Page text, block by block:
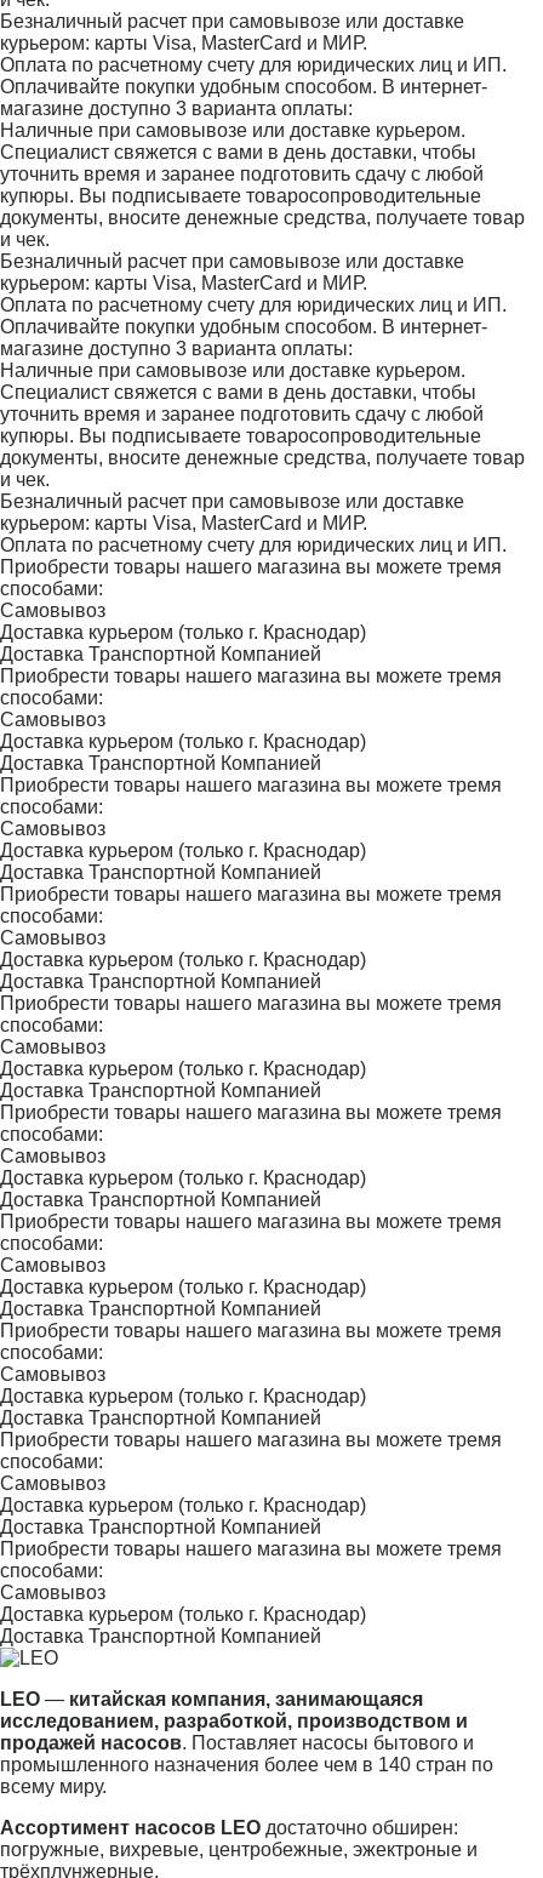
Безналичный расчет при самовывозе или доставке
курьером: карты Visa, MasterCard и МИР.
Оплата по расчетному счету для юридических лиц и ИП.
Оплачивайте покупки удобным способом. В интернет-
магазине доступно 3 варианта оплаты:
Наличные при самовывозе или доставке курьером.
Специалист свяжется с вами в день доставки, чтобы
уточнить время и заранее подготовить сдачу с любой
купюры. Вы подписываете товаросопроводительные
документы, вносите денежные средства, получаете товар
и чек.
Безналичный расчет при самовывозе или доставке
курьером: карты Visa, MasterCard и МИР.
Оплата по расчетному счету для юридических лиц и ИП.
Оплачивайте покупки удобным способом. В интернет-
магазине доступно 3 варианта оплаты:
Наличные при самовывозе или доставке курьером.
Специалист свяжется с вами в день доставки, чтобы
уточнить время и заранее подготовить сдачу с любой
купюры. Вы подписываете товаросопроводительные
документы, вносите денежные средства, получаете товар
и чек.
Безналичный расчет при самовывозе или доставке
курьером: карты Visa, MasterCard и МИР.
Оплата по расчетному счету для юридических лиц и ИП.
Приобрести товары нашего магазина вы можете тремя
способами:
Самовывоз
Доставка курьером (только г. Краснодар)
Доставка Транспортной Компанией
Приобрести товары нашего магазина вы можете тремя
способами:
Самовывоз
Доставка курьером (только г. Краснодар)
Доставка Транспортной Компанией
Приобрести товары нашего магазина вы можете тремя
способами:
Самовывоз
Доставка курьером (только г. Краснодар)
Доставка Транспортной Компанией
Приобрести товары нашего магазина вы можете тремя
способами:
Самовывоз
Доставка курьером (только г. Краснодар)
Доставка Транспортной Компанией
Приобрести товары нашего магазина вы можете тремя
способами:
Самовывоз
Доставка курьером (только г. Краснодар)
Доставка Транспортной Компанией
Приобрести товары нашего магазина вы можете тремя
способами:
Самовывоз
Доставка курьером (только г. Краснодар)
Доставка Транспортной Компанией
Приобрести товары нашего магазина вы можете тремя
способами:
Самовывоз
Доставка курьером (только г. Краснодар)
Доставка Транспортной Компанией
Приобрести товары нашего магазина вы можете тремя
способами:
Самовывоз
Доставка курьером (только г. Краснодар)
Доставка Транспортной Компанией
Приобрести товары нашего магазина вы можете тремя
способами:
Самовывоз
Доставка курьером (только г. Краснодар)
Доставка Транспортной Компанией
Приобрести товары нашего магазина вы можете тремя
способами:
Самовывоз
Доставка курьером (только г. Краснодар)
Доставка Транспортной Компанией
LEO — китайская компания, занимающаяся
исследованием, разработкой, производством и
продажей насосов. Поставляет насосы бытового и
промышленного назначения более чем в 140 стран по
всему миру.
Ассортимент насосов LEO достаточно обширен:
погружные, вихревые, центробежные, эжектроные и
трёхплунжерные.